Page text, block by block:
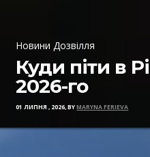
Новини Дозвілля
Куди піти в
2026-го
01 ЛИПНЯ , 2026, BYMARYNA FERIEVA